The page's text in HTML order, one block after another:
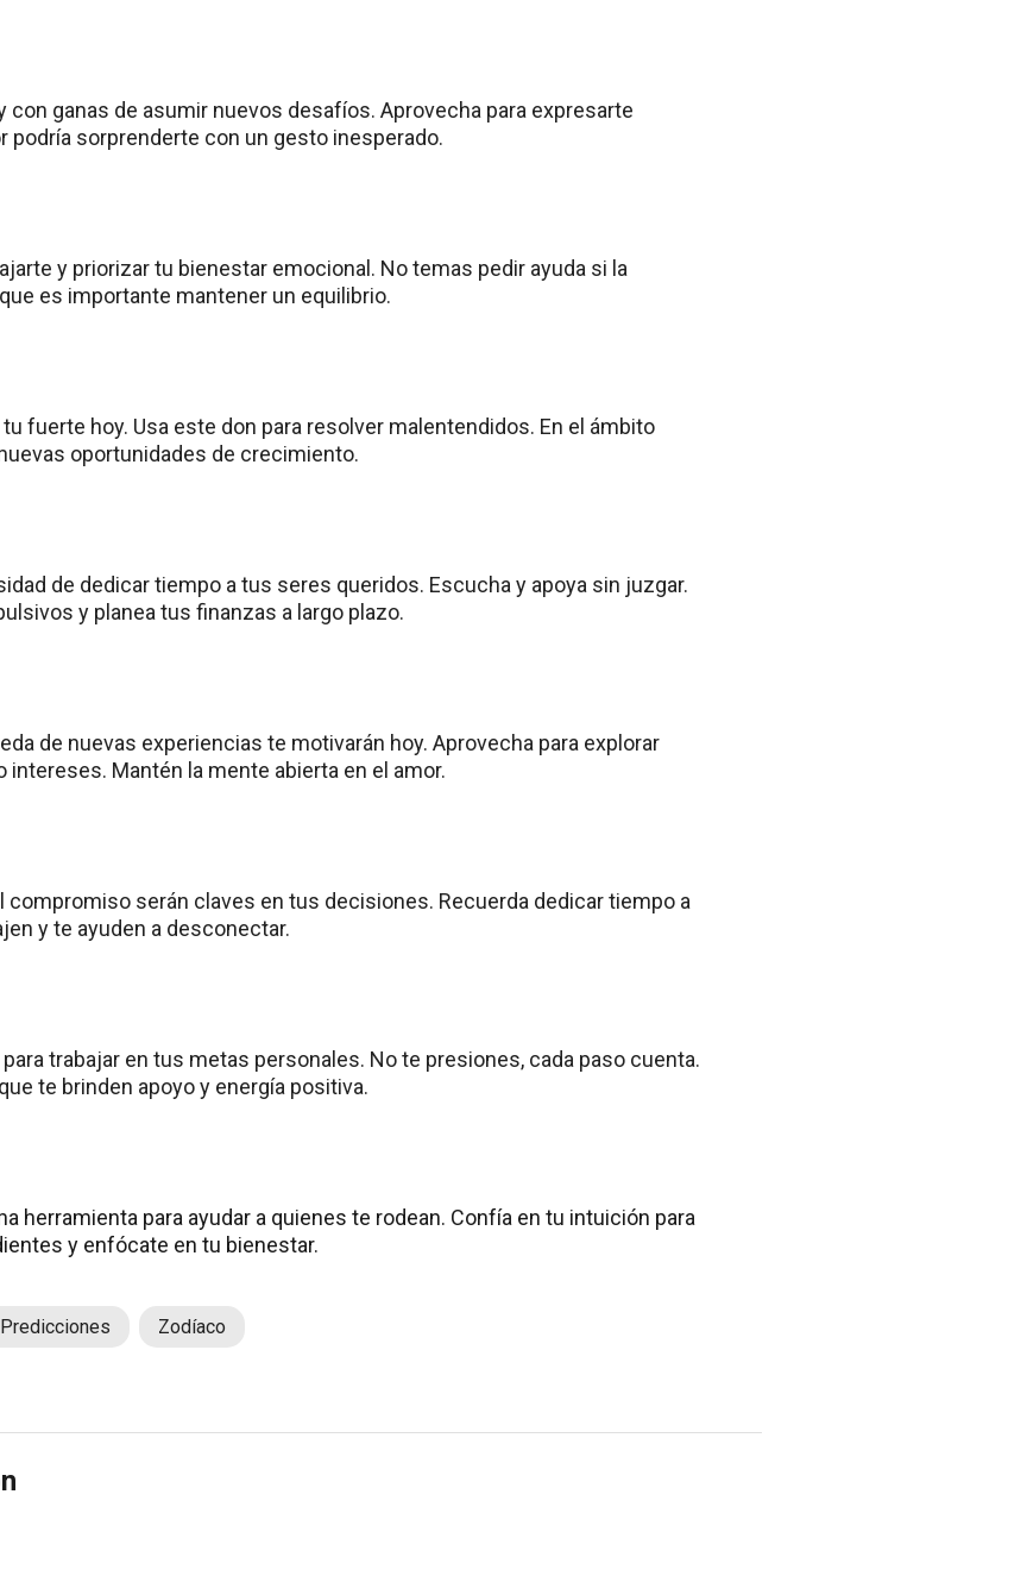
con ganas de asumir nuevos desafíos. Aprovecha para expresarte
podría sorprenderte con un gesto inesperado.
y priorizar tu bienestar emocional. No temas pedir ayuda si la
es importante mantener un equilibrio.
fuerte hoy. Usa este don para resolver malentendidos. En el ámbito
oportunidades de crecimiento.
de dedicar tiempo a tus seres queridos. Escucha y apoya sin juzgar.
y planea tus finanzas a largo plazo.
de nuevas experiencias te motivarán hoy. Aprovecha para explorar
intereses. Mantén la mente abierta en el amor.
compromiso serán claves en tus decisiones. Recuerda dedicar tiempo a
y te ayuden a desconectar.
trabajar en tus metas personales. No te presiones, cada paso cuenta.
te brinden apoyo y energía positiva.
herramienta para ayudar a quienes te rodean. Confía en tu intuición para
y enfócate en tu bienestar.
Predicciones Zodíaco